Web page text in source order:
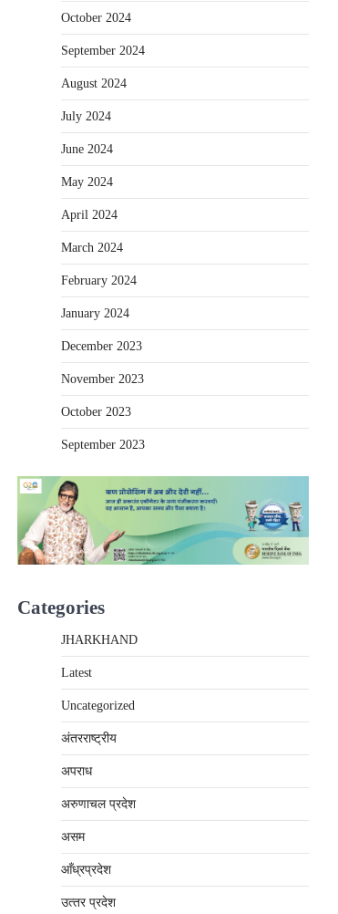
October 2024
September 2024
August 2024
July 2024
June 2024
May 2024
April 2024
March 2024
February 2024
January 2024
December 2023
November 2023
October 2023
September 2023
Categories
JHARKHAND
Latest
Uncategorized
अंतरराष्‍ट्रीय
अपराध
अरुणाचल प्रदेश
असम
आँध्रप्रदेश
उत्‍तर प्रदेश